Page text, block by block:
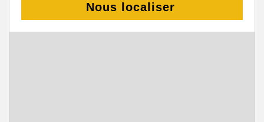
Nous localiser